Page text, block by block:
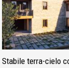
Stabile terra-cielo